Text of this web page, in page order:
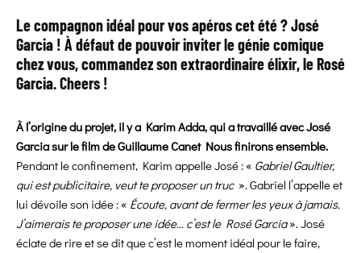
Le compagnon idéal pour vos apéros cet été ? José
Garcia ! À défaut de pouvoir inviter le génie comique
chez vous, commandez sonextraordinaire élixir, le Rosé
Garcia. Cheers !
À l’origine du projet, il y a Karim Adda, qui a travaillé avec José
Garcia sur le film de Guillaume Canet Nous finirons ensemble.
Pendant le confinement, Karim appelle José : « Gabriel Gaultier,
qui est publicitaire, veut te proposer un truc». Gabriel l’appelle et
lui dévoile son idée : « Écoute, avant de fermer les yeux à jamais.
J’aimerais te proposer une idée… c’est le Rosé Garcia». José
éclate de rire et se dit que c’est le moment idéal pour le faire,